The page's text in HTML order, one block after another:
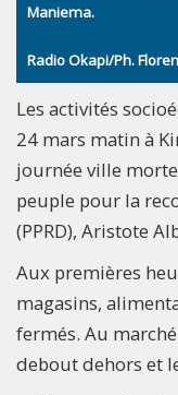
Maniema.
Radio Okapi/Ph.
Les activités
24 mars matin à
journée ville
peuple pour la
(PPRD), Aristote
Aux premières
magasins,
fermés. Au
debout dehors et